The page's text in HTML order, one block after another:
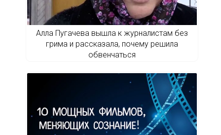
Алла Пугачева вышла к журналистам без
грима и рассказала, почему решила
обвенчаться